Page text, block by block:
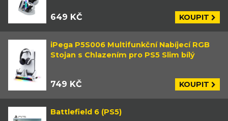
649 KČ KOUPIT
iPega P5S006 Multifunkční Nabíjecí RGB
Stojan s Chlazením pro PS5 Slim bílý
749 KČ KOUPIT
Battlefield 6 (PS5)